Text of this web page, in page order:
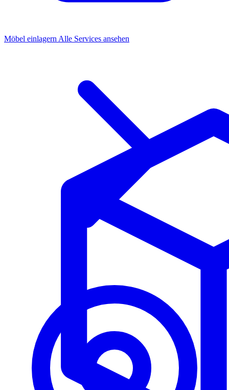
Möbel einlagern Alle Services ansehen